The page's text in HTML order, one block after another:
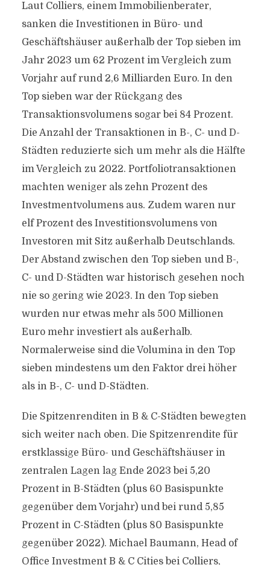
Laut Colliers, einem Immobilienberater,
sanken die Investitionen in Büro- und
Geschäftshäuser außerhalb der Top sieben im
Jahr 2023 um 62 Prozent im Vergleich zum
Vorjahr auf rund 2,6 Milliarden Euro. In den
Top sieben war der Rückgang des
Transaktionsvolumens sogar bei 84 Prozent.
Die Anzahl der Transaktionen in B-, C- und D-
Städten reduzierte sich um mehr als die Hälfte
im Vergleich zu 2022. Portfoliotransaktionen
machten weniger als zehn Prozent des
Investmentvolumens aus. Zudem waren nur
elf Prozent des Investitionsvolumens von
Investoren mit Sitz außerhalb Deutschlands.
Der Abstand zwischen den Top sieben und B-,
C- und D-Städten war historisch gesehen noch
nie so gering wie 2023. In den Top sieben
wurden nur etwas mehr als 500 Millionen
Euro mehr investiert als außerhalb.
Normalerweise sind die Volumina in den Top
sieben mindestens um den Faktor drei höher
als in B-, C- und D-Städten.
Die Spitzenrenditen in B & C-Städten bewegten
sich weiter nach oben. Die Spitzenrendite für
erstklassige Büro- und Geschäftshäuser in
zentralen Lagen lag Ende 2023 bei 5,20
Prozent in B-Städten (plus 60 Basispunkte
gegenüber dem Vorjahr) und bei rund 5,85
Prozent in C-Städten (plus 80 Basispunkte
gegenüber 2022). Michael Baumann, Head of
Office Investment B & C Cities bei Colliers,